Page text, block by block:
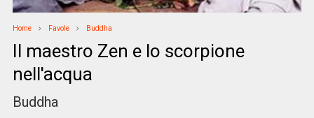
Home Favole Buddha
Il maestro Zen e lo scorpione
nell'acqua
Buddha